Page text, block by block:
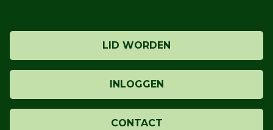
LID WORDEN
INLOGGEN
CONTACT